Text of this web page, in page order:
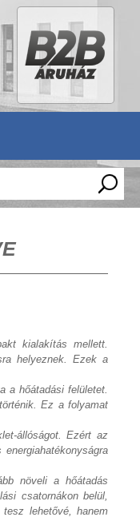
kialakítás mellett.
helyeznek. Ezek a
a hőátadási felületet.
Ez a folyamat
állóságot. Ezért az
növeli a hőátadás
csatornákon belül,
lehetővé, hanem